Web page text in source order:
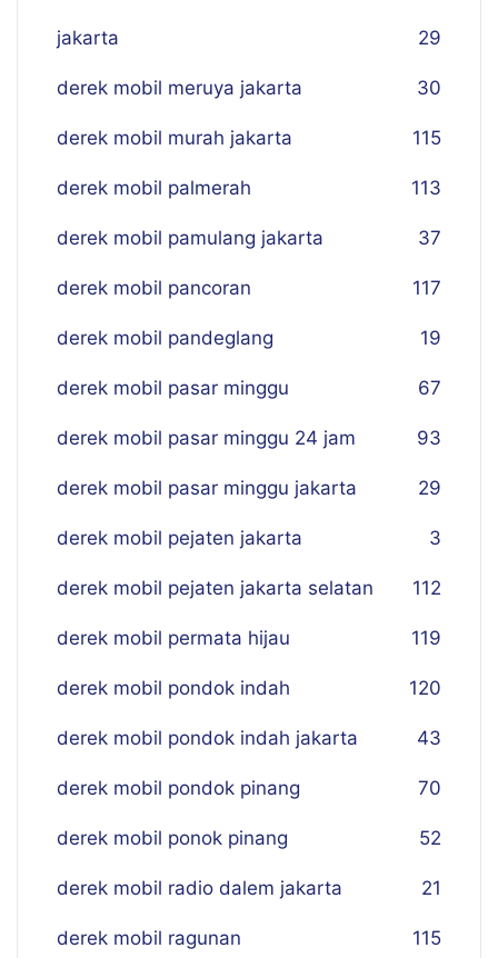
jakarta 29
derek mobil meruya jakarta 30
derek mobil murah jakarta 115
derek mobil palmerah 113
derek mobil pamulang jakarta 37
derek mobil pancoran 117
derek mobil pandeglang 19
derek mobil pasar minggu 67
derek mobil pasar minggu 24 jam 93
derek mobil pasar minggu jakarta 29
derek mobil pejaten jakarta 3
derek mobil pejaten jakarta selatan 112
derek mobil permata hijau 119
derek mobil pondok indah 120
derek mobil pondok indah jakarta 43
derek mobil pondok pinang 70
derek mobil ponok pinang 52
derek mobil radio dalem jakarta 21
derek mobil ragunan 115